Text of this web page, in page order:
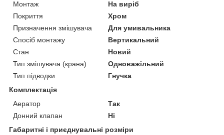
Монтаж
На виріб
Покриття
Хром
Призначення змішувача
Для умивальника
Спосіб монтажу
Вертикальний
Стан
Новий
Тип змішувача (крана)
Одноважільний
Тип підводки
Гнучка
Комплектація
Аератор
Так
Донний клапан
Ні
Габаритні і приєднувальні розміри